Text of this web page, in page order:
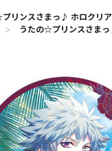
リンスさまっ♪ ホロクリ
＞ うたの☆プリンスさま